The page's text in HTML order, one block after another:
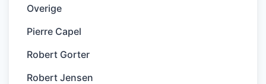
Overige
Pierre Capel
Robert Gorter
Robert Jensen